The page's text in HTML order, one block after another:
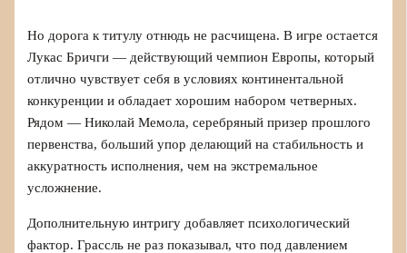
Но дорога к титулу отнюдь не расчищена. В игре остается
Лукас Бричги — действующий чемпион Европы, который
отлично чувствует себя в условиях континентальной
конкуренции и обладает хорошим набором четверных.
Рядом — Николай Мемола, серебряный призер прошлого
первенства, больший упор делающий на стабильность и
аккуратность исполнения, чем на экстремальное
усложнение.
Дополнительную интригу добавляет психологический
фактор. Грассль не раз показывал, что под давлением